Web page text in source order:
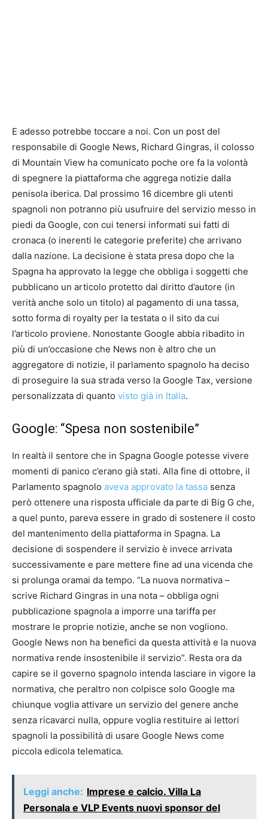
E adesso potrebbe toccare a noi. Con un post del
responsabile di Google News, Richard Gingras, il colosso
di Mountain View ha comunicato poche ore fa la volontà
di spegnere la piattaforma che aggrega notizie dalla
penisola iberica. Dal prossimo 16 dicembre gli utenti
spagnoli non potranno più usufruire del servizio messo in
piedi da Google, con cui tenersi informati sui fatti di
cronaca (o inerenti le categorie preferite) che arrivano
dalla nazione. La decisione è stata presa dopo che la
Spagna ha approvato la legge che obbliga i soggetti che
pubblicano un articolo protetto dal diritto d’autore (in
verità anche solo un titolo) al pagamento di una tassa,
sotto forma di royalty per la testata o il sito da cui
l’articolo proviene. Nonostante Google abbia ribadito in
più di un’occasione che News non è altro che un
aggregatore di notizie, il parlamento spagnolo ha deciso
di proseguire la sua strada verso la Google Tax, versione
personalizzata di quanto visto già in Italia.
Google: “Spesa non sostenibile”
In realtà il sentore che in Spagna Google potesse vivere
momenti di panico c’erano già stati. Alla fine di ottobre, il
Parlamento spagnolo aveva approvato la tassa senza
però ottenere una risposta ufficiale da parte di Big G che,
a quel punto, pareva essere in grado di sostenere il costo
del mantenimento della piattaforma in Spagna. La
decisione di sospendere il servizio è invece arrivata
successivamente e pare mettere fine ad una vicenda che
si prolunga oramai da tempo. “La nuova normativa –
scrive Richard Gingras in una nota – obbliga ogni
pubblicazione spagnola a imporre una tariffa per
mostrare le proprie notizie, anche se non vogliono.
Google News non ha benefici da questa attività e la nuova
normativa rende insostenibile il servizio”. Resta ora da
capire se il governo spagnolo intenda lasciare in vigore la
normativa, che peraltro non colpisce solo Google ma
chiunque voglia attivare un servizio del genere anche
senza ricavarci nulla, oppure voglia restituire ai lettori
spagnoli la possibilità di usare Google News come
piccola edicola telematica.
Leggi anche: Imprese e calcio. Villa La
Personala e VLP Events nuovi sponsor del